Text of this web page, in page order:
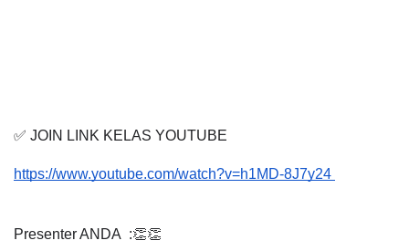
✅ JOIN LINK KELAS YOUTUBE
https://www.youtube.com/watch?v=h1MD-8J7y24
Presenter ANDA  :👏👏